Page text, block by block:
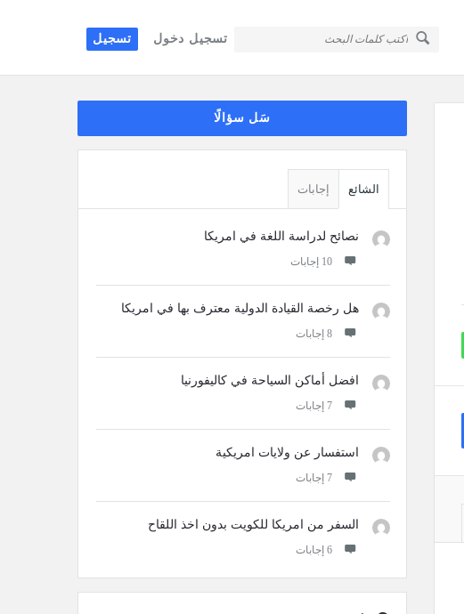
تسجيل دخول تسجيل
سَل سؤالًا
الشائع إجابات
نصائح لدراسة اللغة في امريكا
‫10 إجابات
هل رخصة القيادة الدولية معترف بها في امريكا
‫8 إجابات
افضل أماكن السياحة في كاليفورنيا
‫7 إجابات
استفسار عن ولايات امريكية
‫7 إجابات
السفر من امريكا للكويت بدون اخذ اللقاح
‫6 إجابات